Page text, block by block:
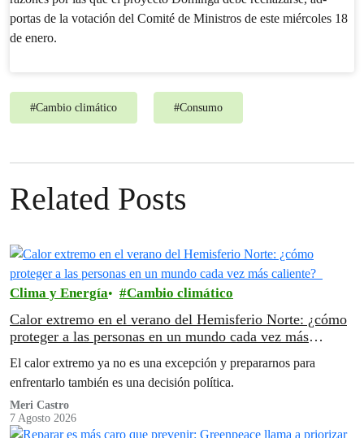
#Cambio climático #Consumo
Related Posts
Clima y Energía Cambio climático
Calor extremo en el verano del Hemisferio Norte: ¿cómo
proteger a las personas en un mundo cada vez más
El calor extremo ya no es una excepción y prepararnos para
enfrentarlo también es una decisión política.
Meri Castro
7 Agosto 2026